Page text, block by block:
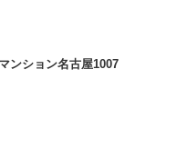
ンション名古屋1007